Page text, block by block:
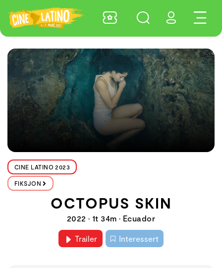
CINE LATINO 2023
FIKSJON
OCTOPUS SKIN
2022 • 1t 34m • Ecuador
Trailer Interessert